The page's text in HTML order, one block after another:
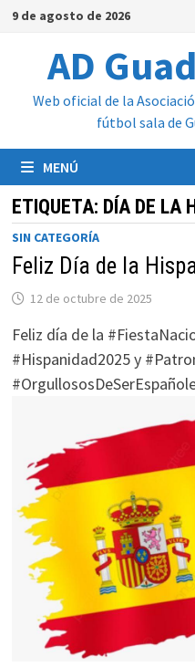
Saltar
contenido
9 de agosto de 2026
AD
Web oficial de la
fútbol sala de
MENÚ
ETIQUETA: DÍA DE LA
SIN CATEGORÍA
Feliz Día de la
12 de octubre de 2025
Feliz día de la
#Hispanidad2025 y